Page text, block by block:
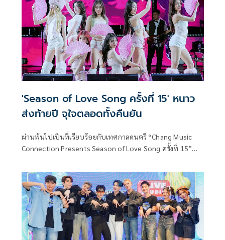
ชายหาดพัทยาเต็มไปด้วยพลังของเสียงเพลง
'Season of Love Song ครั้งที่ 15' หนาว
ส่งท้ายปี จุใจตลอดทั้งคืนยัน
ผ่านพ้นไปเป็นที่เรียบร้อยกับเทศกาลดนตรี “Chang Music
Connection Presents Season of Love Song ครั้งที่ 15”
มารวมตัวกัน ปีนี้หนาวแบบจริงจัง ณ เวเนโต้ อ.สวนผึ้ง จ.ราชบุรี
ในธีม Fantastic Circus